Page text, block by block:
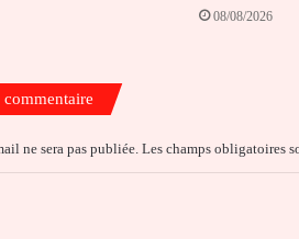
08/08/2026
ne sera pas publiée. Les champs obligatoires